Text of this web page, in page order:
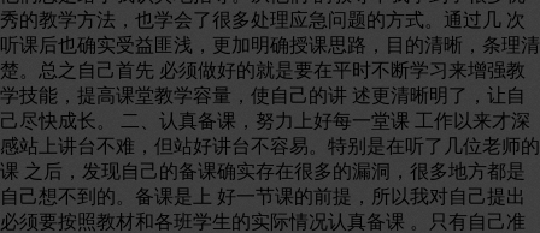
秀的教学方法，也学会了很多处理应急问题的方式。通过几 次
听课后也确实受益匪浅，更加明确授课思路，目的清晰，条理清
楚。总之自己首先 必须做好的就是要在平时不断学习来增强教
学技能，提高课堂教学容量，使自己的讲 述更清晰明了，让自
己尽快成长。 二、认真备课，努力上好每一堂课 工作以来才深
感站上讲台不难，但站好讲台不容易。特别是在听了几位老师的
课 之后，发现自己的备课确实存在很多的漏洞，很多地方都是
自己想不到的。备课是上 好一节课的前提，所以我对自己提出
必须要按照教材和各班学生的实际情况认真备课 。只有自己准